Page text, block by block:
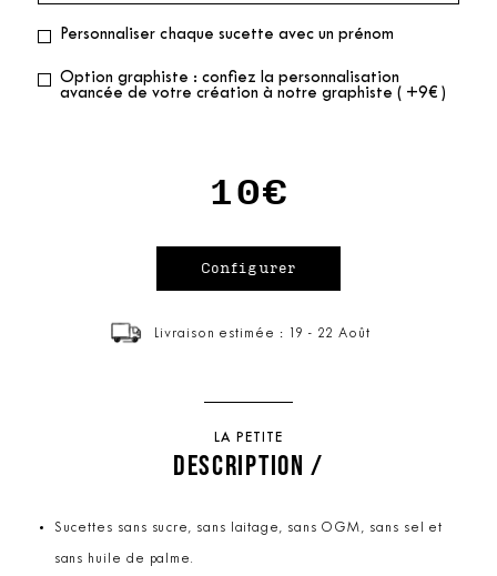
Personnaliser chaque sucette avec un prénom
Option graphiste : confiez la personnalisation
avancée de votre création à notre graphiste ( +9€ )
10€
Livraison estimée : 19 - 22 Août
LA PETITE
DESCRIPTION /
Sucettes sans sucre, sans laitage, sans OGM, sans sel et
sans huile de palme.